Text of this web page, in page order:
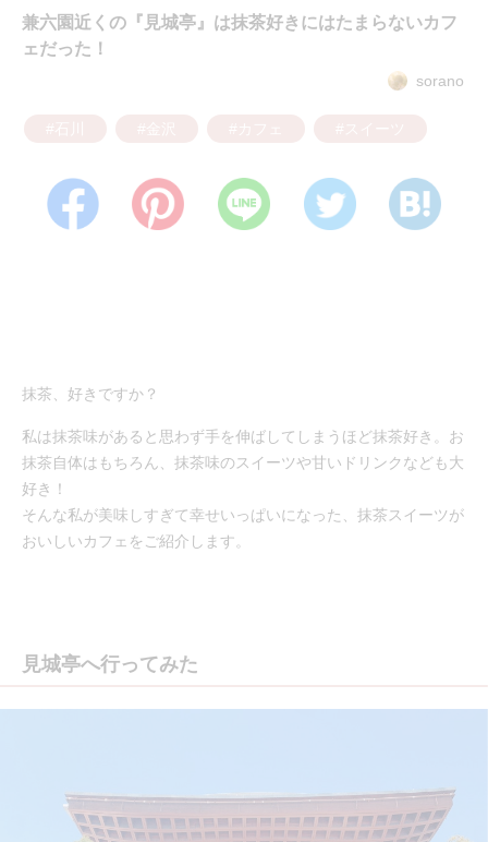
兼六園近くの『見城亭』は抹茶好きにはたまらないカフ
ェだった！
sorano
抹茶、好きですか？
私は抹茶味があると思わず手を伸ばしてしまうほど抹茶好き。お
抹茶自体はもちろん、抹茶味のスイーツや甘いドリンクなども大
好き！
そんな私が美味しすぎて幸せいっぱいになった、抹茶スイーツが
おいしいカフェをご紹介します。
見城亭へ行ってみた